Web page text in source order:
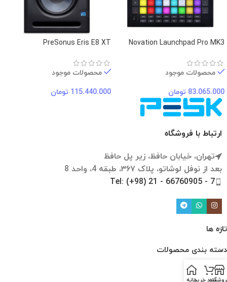
Novation Launchpad Pro MK3
محصولات موجود
83.065.000 تومان
PreSonus Eris E8 XT
محصولات موجود
115.440.000 تومان
ارتباط با فروشگاه
تهران، خیابان حافظ، زیر پل حافظ
بعد از نوفل لوشاتو، پلاک ۳۶۷، طبقه 4، واحد 8
Tel: (+98) 21 - 66760905 - 7
تازه ها
دسته بندی محصولات
لینک ها
سبد خریدخانه